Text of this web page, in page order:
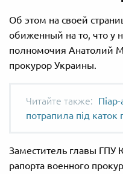
Об этом на своей
обиженный на то, что у
полномочия Анатолий
прокурор Украины.
потрапила під каток
Заместитель главы
рапорта военного